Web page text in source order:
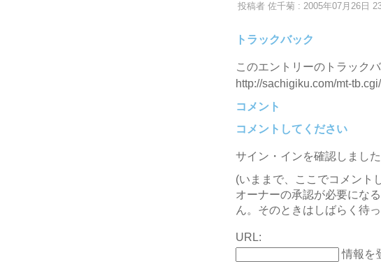
投稿者 佐千菊 : 2005年07月26日
トラックバック
このエントリーのトラック
http://sachigiku.com/mt-
コメント
コメントしてください
サイン・インを確認しました
(いままで、ここでコメント
オーナーの承認が必要にな
ん。そのときはしばらく待
URL:
情報を